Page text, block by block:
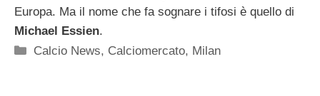
Europa. Ma il nome che fa sognare i tifosi è quello di
Michael Essien.
Categorie
Calcio News, Calciomercato, Milan